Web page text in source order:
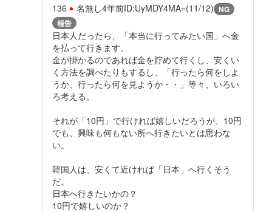
136 名無し4年前ID:UyMDY4MA=(11/12) NG
報告
日本人だったら、「本当に行ってみたい国」へ金
を払って行きます。
金が掛かるのであれば金を貯めて行くし、安くい
く方法を調べたりもするし、「行ったら何をしよ
うか、行ったら何を見ようか・・」等々、いろい
ろ考える。
それが「10円」で行ければ嬉しいだろうが、10円
でも、興味も何もない所へ行きたいとは思わな
い。
韓国人は、安くて近ければ「日本」へ行くそう
だ。
日本へ行きたいかの？
10円で嬉しいのか？